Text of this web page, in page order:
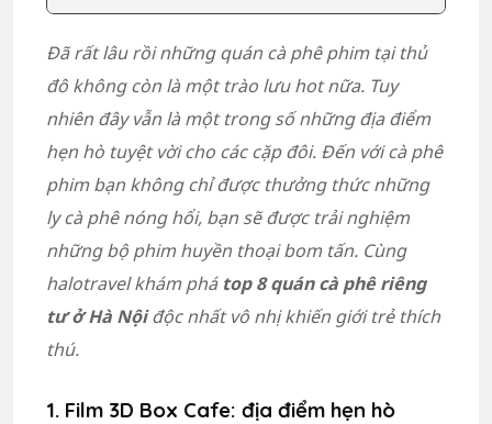
Đã rất lâu rồi những quán cà phê phim tại thủ
đô không còn là một trào lưu hot nữa. Tuy
nhiên đây vẫn là một trong số những địa điểm
hẹn hò tuyệt vời cho các cặp đôi. Đến với cà phê
phim bạn không chỉ được thưởng thức những
ly cà phê nóng hổi, bạn sẽ được trải nghiệm
những bộ phim huyền thoại bom tấn. Cùng
halotravel khám phá top 8 quán cà phê riêng
tư ở Hà Nộiđộc nhất vô nhị khiến giới trẻ thích
thú.
1. Film 3D Box Cafe: địa điểm hẹn hò